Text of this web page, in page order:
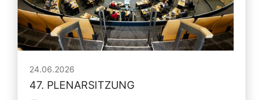
24.06.2026
47. PLENARSITZUNG